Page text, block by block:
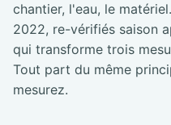
chantier, l'eau, le
2022, re-vérifiés saison
qui transforme trois
Tout part du même
mesurez.